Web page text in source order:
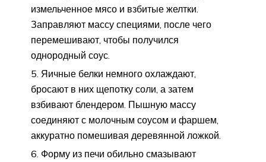
измельченное мясо и взбитые желтки.
Заправляют массу специями, после чего
перемешивают, чтобы получился
однородный соус.
Яичные белки немного охлаждают,
бросают в них щепотку соли, а затем
взбивают блендером. Пышную массу
соединяют с молочным соусом и фаршем,
аккуратно помешивая деревянной ложкой.
Форму из печи обильно смазывают